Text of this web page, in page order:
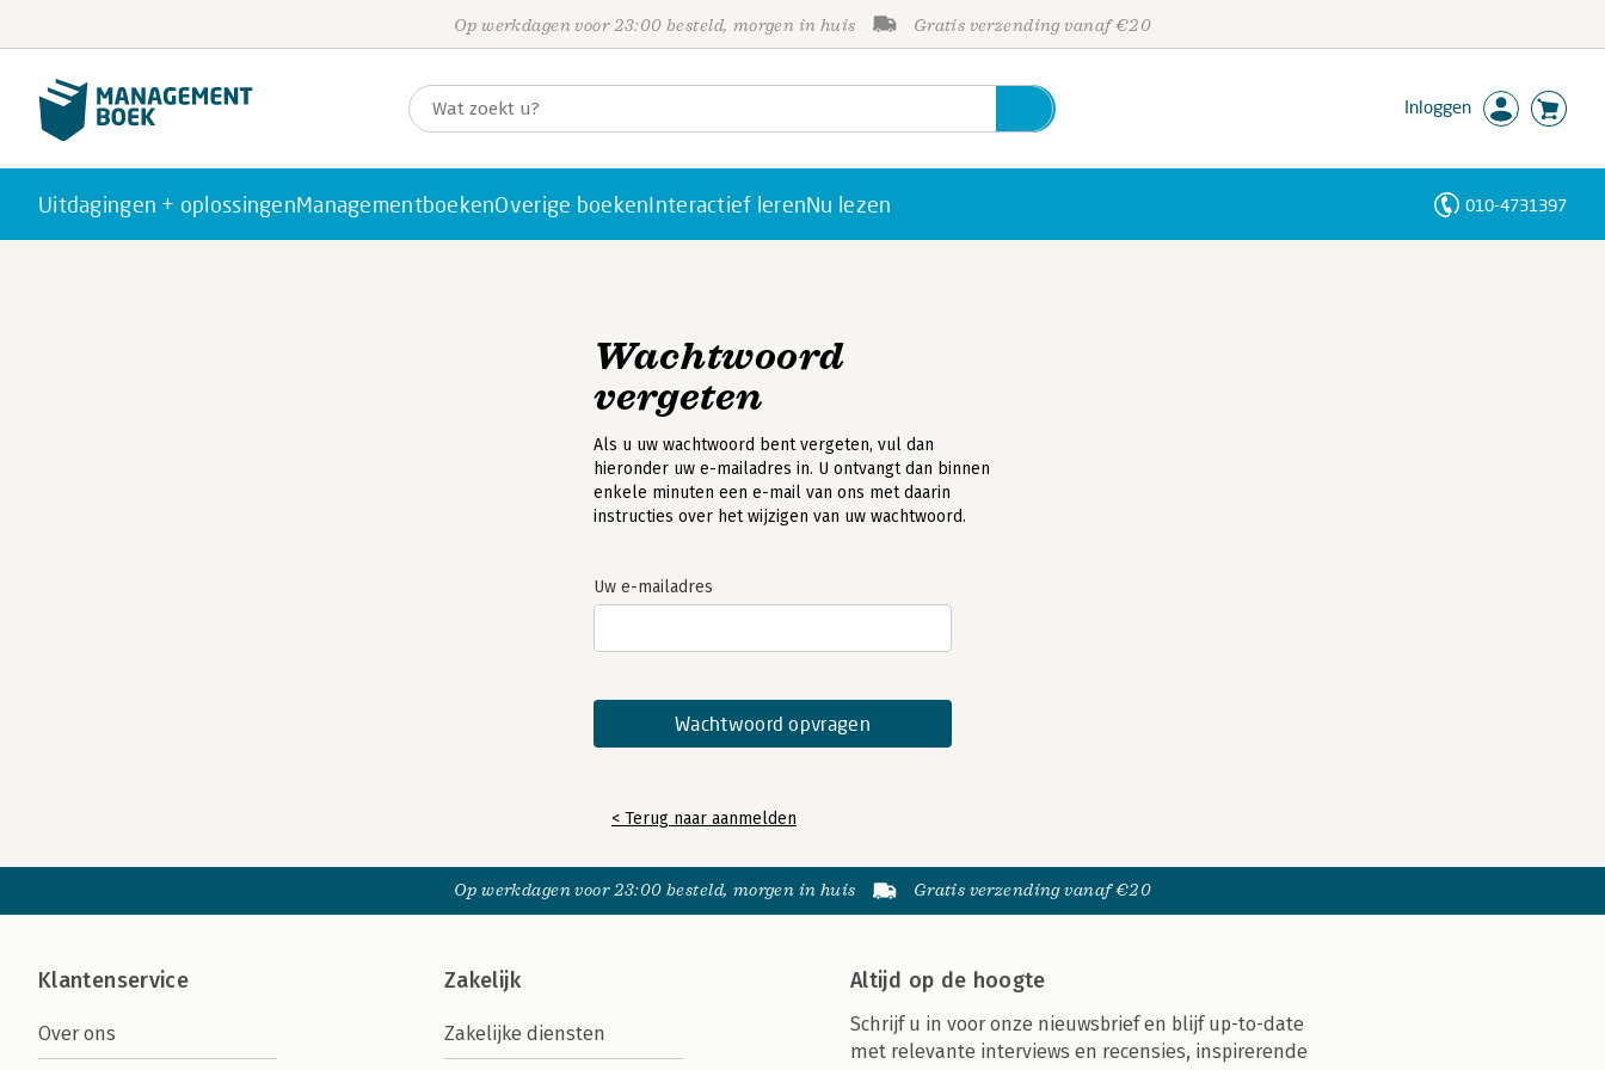
Op werkdagen voor 23:00 besteld, morgen in huis Gratis verzending vanaf €20
Inloggen
Uitdagingen + oplossingenManagementboekenOverige boekenInteractief lerenNu lezen 010-4731397
Wachtwoord
vergeten
Als u uw wachtwoord bent vergeten, vul dan
hieronder uw e-mailadres in. U ontvangt dan binnen
enkele minuten een e-mail van ons met daarin
instructies over het wijzigen van uw wachtwoord.
Uw e-mailadres
< Terug naar aanmelden
Op werkdagen voor 23:00 besteld, morgen in huis Gratis verzending vanaf €20
Klantenservice
Over ons
Zakelijk
Zakelijke diensten
Altijd op de hoogte
Schrijf u in voor onze nieuwsbrief en blijf up-to-date
met relevante interviews en recensies, inspirerende
Personen